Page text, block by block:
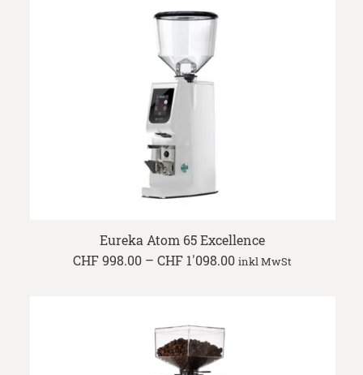
Eureka Atom 65 Excellence
CHF998.00 – CHF 1'098.00Price
inkl MwSt